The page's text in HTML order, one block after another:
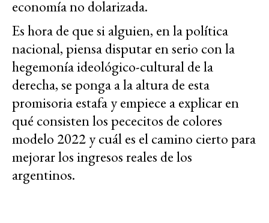
economía no dolarizada.
Es hora de que si alguien, en la política
nacional, piensa disputar en serio con la
hegemonía ideológico-cultural de la
derecha, se ponga a la altura de esta
promisoria estafa y empiece a explicar en
qué consisten los pececitos de colores
modelo 2022 y cuál es el camino cierto para
mejorar los ingresos reales de los
argentinos.